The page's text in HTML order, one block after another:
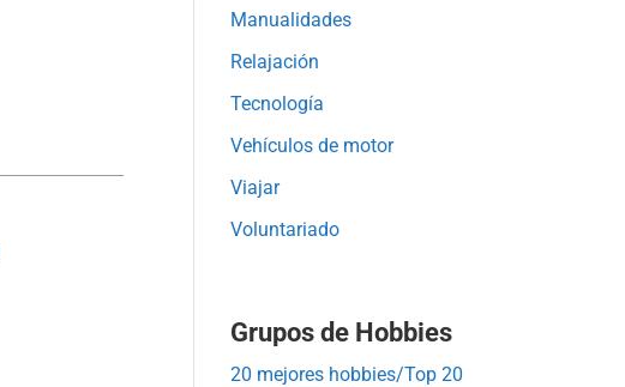
Manualidades
Relajación
Tecnología
Vehículos de motor
Viajar
Voluntariado
Grupos de Hobbies
20 mejores hobbies/Top 20